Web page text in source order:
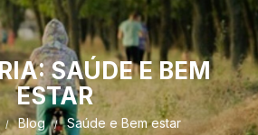
SAÚDE E BEM
ESTAR
Blog Saúde e Bem estar